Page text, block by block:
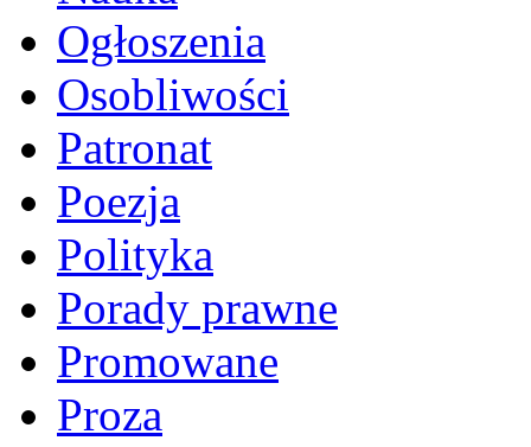
Ogłoszenia
Osobliwości
Patronat
Poezja
Polityka
Porady prawne
Promowane
Proza